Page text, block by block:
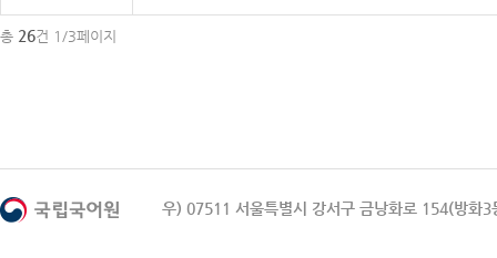
총 26건 1/3페이지
우) 07511 서울특별시 강서구 금낭화로 154(방화3